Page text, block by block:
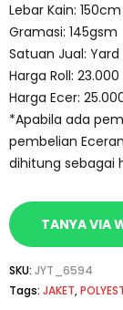
Lebar Kain: 150cm
Gramasi: 145gsm
Satuan Jual: Yard
Harga Roll:
Harga Ecer:
*Apabila ada
pembelian
dihitung sebagai
TANYA VIA
SKU: JYT_6594
Tags: JAKET,